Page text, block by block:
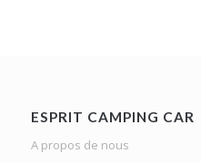
ESPRIT CAMPING CAR
A propos de nous